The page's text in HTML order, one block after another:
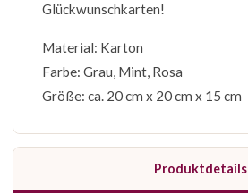
Glückwunschkarten!
Material: Karton
Farbe: Grau, Mint, Rosa
Größe: ca. 20 cm x 20 cm x 15 cm
Produktdetails